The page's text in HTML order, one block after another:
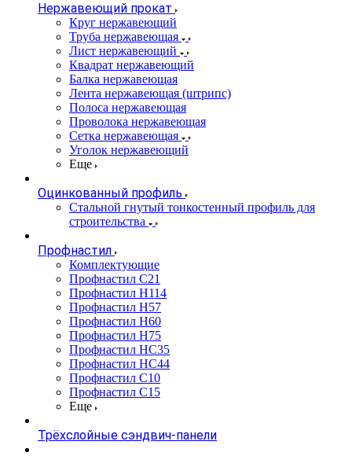
Нержавеющий прокат
Круг нержавеющий
Труба нержавеющая
Лист нержавеющий
Квадрат нержавеющий
Балка нержавеющая
Лента нержавеющая (штрипс)
Полоса нержавеющая
Проволока нержавеющая
Сетка нержавеющая
Уголок нержавеющий
Еще
Оцинкованный профиль
Стальной гнутый тонкостенный профиль для
строительства
Профнастил
Комплектующие
Профнастил C21
Профнастил Н114
Профнастил Н57
Профнастил Н60
Профнастил Н75
Профнастил НС35
Профнастил НС44
Профнастил С10
Профнастил С15
Еще
Трёхслойные сэндвич-панели